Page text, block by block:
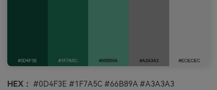
HEX： #0D4F3E #1F7A5C #66B89A #A3A3A3